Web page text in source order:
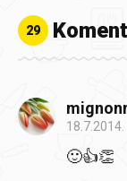
29
18.7.2014.
🙂👍👏